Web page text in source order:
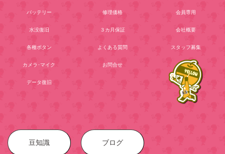
バッテリー
水没復旧
各種ボタン
カメラ･マイク
データ復旧
修理価格
３カ月保証
よくある質問
お問合せ
会員専用
会社概要
スタッフ募集
豆知識 ブログ